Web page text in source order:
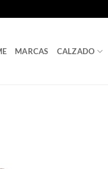
MARCAS CALZADO